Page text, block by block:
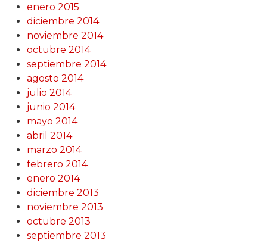
enero 2015
diciembre 2014
noviembre 2014
octubre 2014
septiembre 2014
agosto 2014
julio 2014
junio 2014
mayo 2014
abril 2014
marzo 2014
febrero 2014
enero 2014
diciembre 2013
noviembre 2013
octubre 2013
septiembre 2013